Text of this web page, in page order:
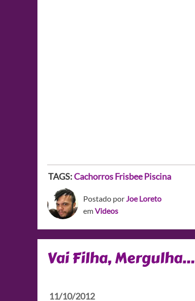
TAGS:CachorrosFrisbeePiscina
Postado porJoe Loreto
emVideos
Vai Filha, Mergulha…
11/10/2012